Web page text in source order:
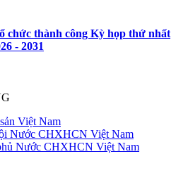
chức thành công Kỳ họp thứ nhất
- 2031
Việt Nam
Nước CHXHCN Việt Nam
Nước CHXHCN Việt Nam